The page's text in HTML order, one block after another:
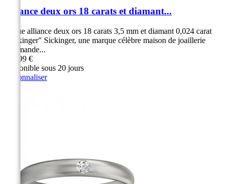
Alliance deux ors 18 carats et diamant...
Bague alliance deux ors 18 carats 3,5 mm et diamant 0,024 carat
"Sickinger" Sickinger, une marque célèbre maison de joaillerie
Allemande...
949,99 €
Disponible sous 20 jours
Personnaliser